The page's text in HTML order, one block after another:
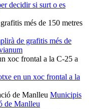
decidir si surt o es
de grafitis més de
en un xoc frontal a la
Municipis
de Manlleu